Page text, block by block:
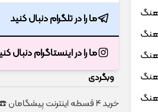
ما را در تلگرام دنبال کنید
ما را در اینستاگرام دنبال
وبگردی
خرید 4 قسطه اینترنت پیشگامان ☎️ بدون نیاز به تلفن